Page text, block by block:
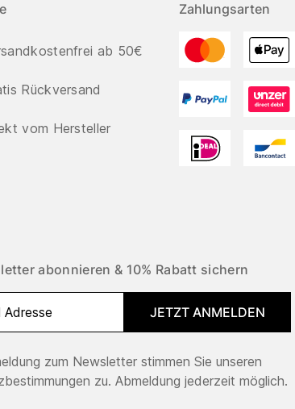
ab 50€
Rückversand
vom Hersteller
Zahlungsarten
abonnieren & 10% Rabatt sichern
JETZT ANMELDEN
zum Newsletter stimmen Sie unseren
zu. Abmeldung jederzeit möglich.